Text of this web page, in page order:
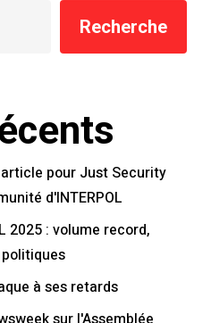
Recherche
pour Just Security
d'INTERPOL
2025 : volume record,
à ses retards